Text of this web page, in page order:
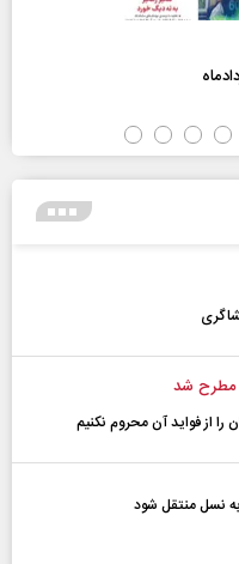
مطرح شد
را از فواید آن محروم نکنیم
نسل منتقل شود